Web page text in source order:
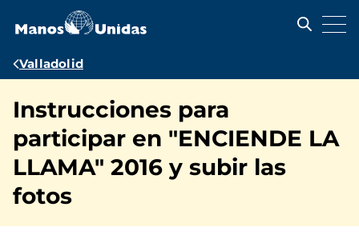
contenido
Ruta
navegación
Valladolid
Instrucciones para
participar en "ENCIENDE LA
LLAMA" 2016 y subir las
fotos